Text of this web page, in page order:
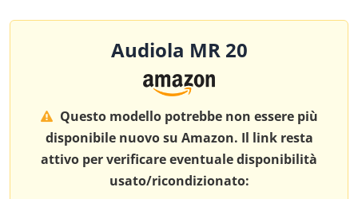
Audiola MR 20
Questo modello potrebbe non essere più
disponibile nuovo su Amazon. Il link resta
attivo per verificare eventuale disponibilità
usato/ricondizionato: